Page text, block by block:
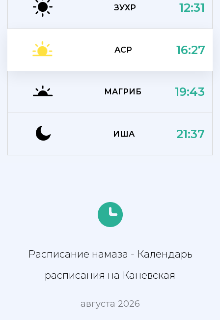
ЗУХР 12:31
АСР 16:27
МАГРИБ 19:43
ИША 21:37
Расписание намаза - Календарь
расписания на Каневская
августа 2026